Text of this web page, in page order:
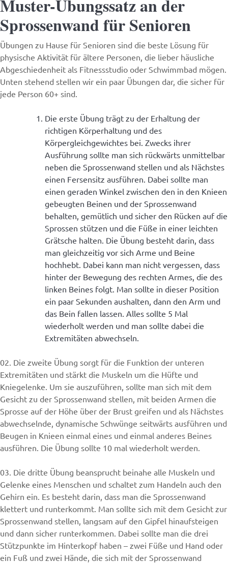
Muster-Übungssatz an der
Sprossenwand für Senioren
Übungen zu Hause für Senioren sind die beste Lösung für
physische Aktivität für ältere Personen, die lieber häusliche
Abgeschiedenheit als Fitnessstudio oder Schwimmbad mögen.
Unten stehend stellen wir ein paar Übungen dar, die sicher für
jede Person 60+ sind.
Die erste Übung trägt zu der Erhaltung der
richtigen Körperhaltung und des
Körpergleichgewichtes bei. Zwecks ihrer
Ausführung sollte man sich rückwärts unmittelbar
neben die Sprossenwand stellen und als Nächstes
einen Fersensitz ausführen. Dabei sollte man
einen geraden Winkel zwischen den in den Knieen
gebeugten Beinen und der Sprossenwand
behalten, gemütlich und sicher den Rücken auf die
Sprossen stützen und die Füße in einer leichten
Grätsche halten. Die Übung besteht darin, dass
man gleichzeitig vor sich Arme und Beine
hochhebt. Dabei kann man nicht vergessen, dass
hinter der Bewegung des rechten Armes, die des
linken Beines folgt. Man sollte in dieser Position
ein paar Sekunden aushalten, dann den Arm und
das Bein fallen lassen. Alles sollte 5 Mal
wiederholt werden und man sollte dabei die
Extremitäten abwechseln.
02. Die zweite Übung sorgt für die Funktion der unteren
Extremitäten und stärkt die Muskeln um die Hüfte und
Kniegelenke. Um sie auszuführen, sollte man sich mit dem
Gesicht zu der Sprossenwand stellen, mit beiden Armen die
Sprosse auf der Höhe über der Brust greifen und als Nächstes
abwechselnde, dynamische Schwünge seitwärts ausführen und
Beugen in Knieen einmal eines und einmal anderes Beines
ausführen. Die Übung sollte 10 mal wiederholt werden.
03. Die dritte Übung beansprucht beinahe alle Muskeln und
Gelenke eines Menschen und schaltet zum Handeln auch den
Gehirn ein. Es besteht darin, dass man die Sprossenwand
klettert und runterkommt. Man sollte sich mit dem Gesicht zur
Sprossenwand stellen, langsam auf den Gipfel hinaufsteigen
und dann sicher runterkommen. Dabei sollte man die drei
Stützpunkte im Hinterkopf haben – zwei Füße und Hand oder
ein Fuß und zwei Hände, die sich mit der Sprossenwand